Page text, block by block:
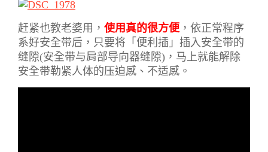
赶紧也教老婆用， 使用真的很方便 ，依正常程序
系好安全带后，只要将「便利插」插入安全带的
缝隙(安全带与肩部导向器缝隙)，马上就能解除
安全带勒紧人体的压迫感、不适感。